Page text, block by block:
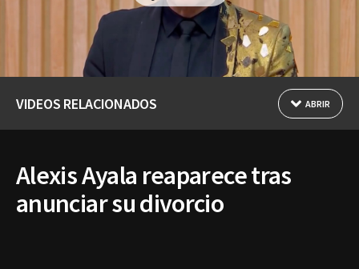
VIDEOS RELACIONADOS ABRIR
Alexis Ayala reaparece tras
anunciar su divorcio